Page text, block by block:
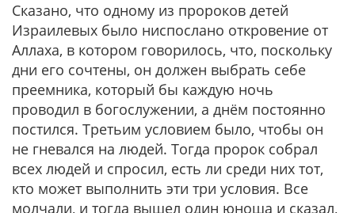
Сказано, что одному из пророков детей
Израилевых было ниспослано откровение от
Аллаха, в котором говорилось, что, поскольку
дни его сочтены, он должен выбрать себе
преемника, который бы каждую ночь
проводил в богослужении, а днём постоянно
постился. Третьим условием было, чтобы он
не гневался на людей. Тогда пророк собрал
всех людей и спросил, есть ли среди них тот,
кто может выполнить эти три условия. Все
молчали, и тогда вышел один юноша и сказал,